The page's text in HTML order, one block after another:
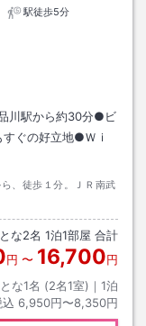
駅徒歩5分
川駅から約30分●ビ
ぐの好立地●Ｗｉ
、徒歩１分。ＪＲ南武
な2名 1泊1部屋 合計
円 〜 16,700円
な1名 (2名1室)｜ 1泊
6,950円〜8,350円